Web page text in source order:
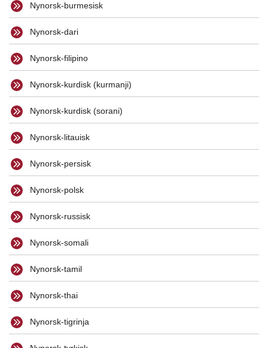
Nynorsk-burmesisk
Nynorsk-dari
Nynorsk-filipino
Nynorsk-kurdisk (kurmanji)
Nynorsk-kurdisk (sorani)
Nynorsk-litauisk
Nynorsk-persisk
Nynorsk-polsk
Nynorsk-russisk
Nynorsk-somali
Nynorsk-tamil
Nynorsk-thai
Nynorsk-tigrinja